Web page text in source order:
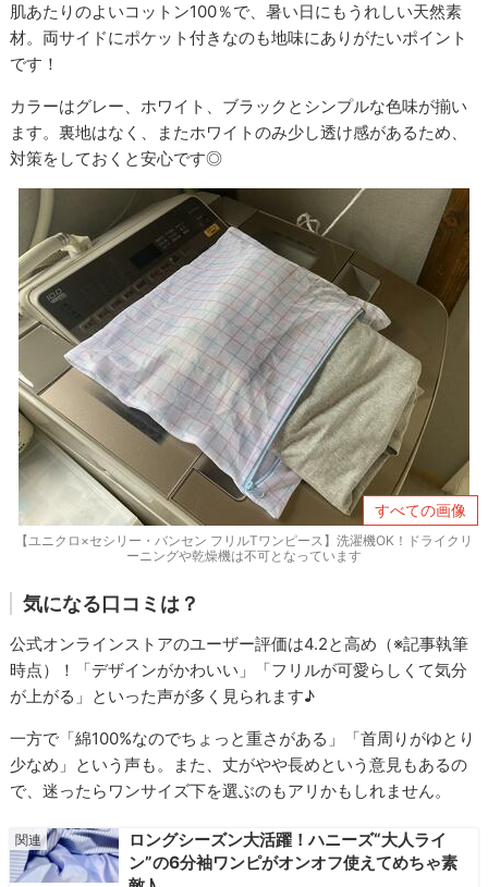
肌あたりのよいコットン100％で、暑い日にもうれしい天然素
材。両サイドにポケット付きなのも地味にありがたいポイント
です！
カラーはグレー、ホワイト、ブラックとシンプルな色味が揃い
ます。裏地はなく、またホワイトのみ少し透け感があるため、
対策をしておくと安心です◎
すべての画像
【ユニクロ×セシリー・バンセン フリルTワンピース】洗濯機OK！ドライクリ
ーニングや乾燥機は不可となっています
気になる口コミは？
公式オンラインストアのユーザー評価は4.2と高め（※記事執筆
時点）！「デザインがかわいい」「フリルが可愛らしくて気分
が上がる」といった声が多く見られます♪
一方で「綿100%なのでちょっと重さがある」「首周りがゆとり
少なめ」という声も。また、丈がやや長めという意見もあるの
で、迷ったらワンサイズ下を選ぶのもアリかもしれません。
ロングシーズン大活躍！ハニーズ“大人ライ
ン”の6分袖ワンピがオンオフ使えてめちゃ素